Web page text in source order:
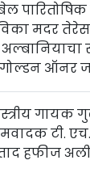
पारितोषिक
मदर
ऑनर
गायक
टी.
हफीज